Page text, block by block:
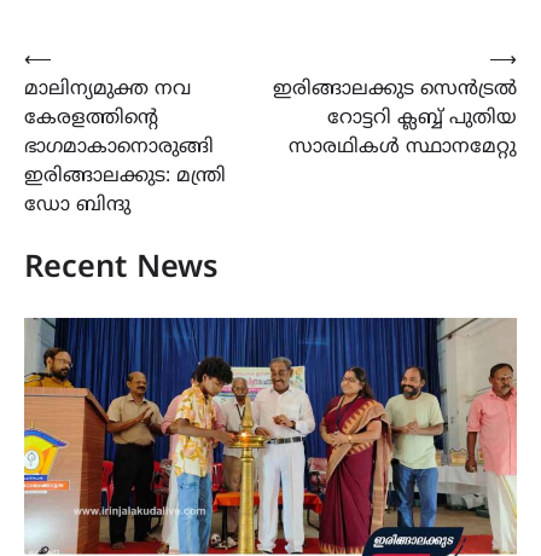
Post
navigation
⟵
മാലിന്യമുക്ത നവ
കേരളത്തിന്‍റെ
ഭാഗമാകാനൊരുങ്ങി
ഇരിങ്ങാലക്കുട: മന്ത്രി
ഡോ ബിന്ദു
ഇരിങ്ങാലക്കുട സെൻട്രൽ
റോട്ടറി ക്ലബ്ബ് പുതിയ
സാരഥികൾ സ്ഥാനമേറ്റു
⟶
Recent News